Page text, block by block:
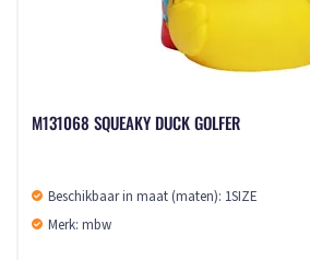
M131068 SQUEAKY DUCK GOLFER
Beschikbaar in maat (maten): 1SIZE
Merk: mbw